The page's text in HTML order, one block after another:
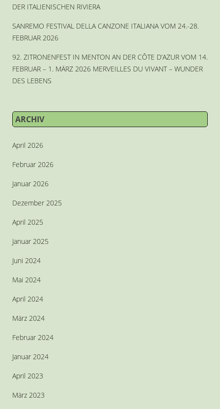
DER ITALIENISCHEN RIVIERA
SANREMO FESTIVAL DELLA CANZONE ITALIANA VOM 24.-28.
FEBRUAR 2026
92. ZITRONENFEST IN MENTON AN DER CÔTE D’AZUR VOM 14.
FEBRUAR – 1. MÄRZ 2026 MERVEILLES DU VIVANT – WUNDER
DES LEBENS
ARCHIV
April 2026
Februar 2026
Januar 2026
Dezember 2025
April 2025
Januar 2025
Juni 2024
Mai 2024
April 2024
März 2024
Februar 2024
Januar 2024
April 2023
März 2023